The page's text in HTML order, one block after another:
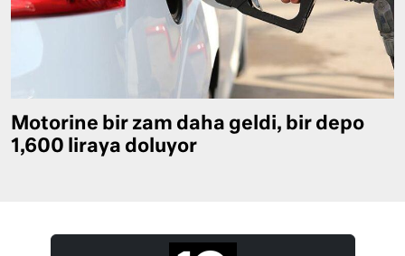
Motorine bir zam daha geldi, bir depo
1,600 liraya doluyor